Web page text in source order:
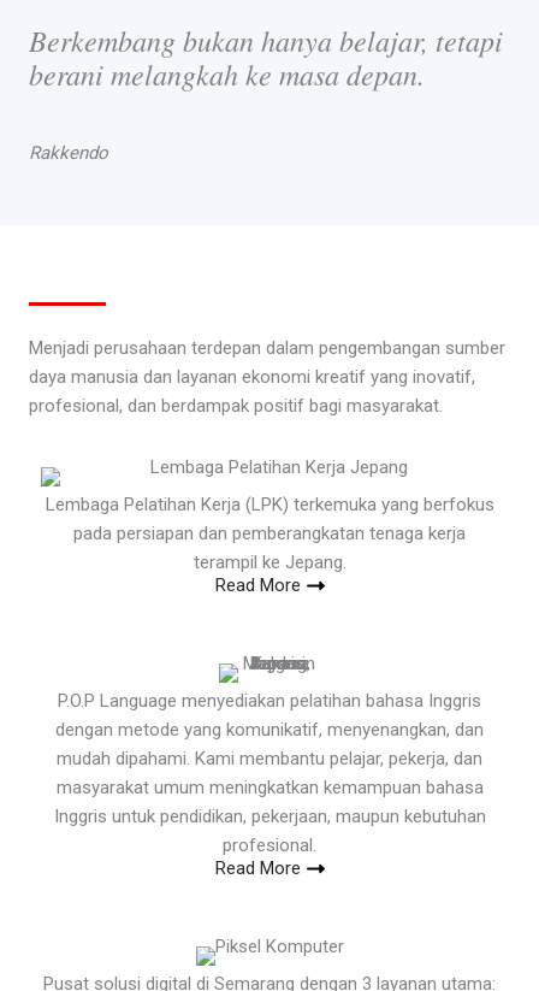
Berkembang bukan hanya belajar, tetapi
berani melangkah ke masa depan.
Rakkendo
Menjadi perusahaan terdepan dalam pengembangan sumber
daya manusia dan layanan ekonomi kreatif yang inovatif,
profesional, dan berdampak positif bagi masyarakat.
Lembaga Pelatihan Kerja (LPK) terkemuka yang berfokus
pada persiapan dan pemberangkatan tenaga kerja
terampil ke Jepang.
Read More
P.O.P Language menyediakan pelatihan bahasa Inggris
dengan metode yang komunikatif, menyenangkan, dan
mudah dipahami. Kami membantu pelajar, pekerja, dan
masyarakat umum meningkatkan kemampuan bahasa
Inggris untuk pendidikan, pekerjaan, maupun kebutuhan
profesional.
Read More
Pusat solusi digital di Semarang dengan 3 layanan utama: